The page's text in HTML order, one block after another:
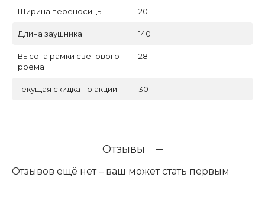
Ширина переносицы 20
Длина заушника 140
Высота рамки светового п
роема
28
Текущая скидка по акции 30
Отзывы
Отзывов ещё нет – ваш может стать первым